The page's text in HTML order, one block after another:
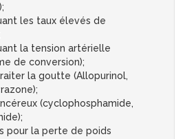
les taux élevés de
la tension artérielle
de conversion);
la goutte (Allopurinol,
(cyclophosphamide,
pour la perte de poids